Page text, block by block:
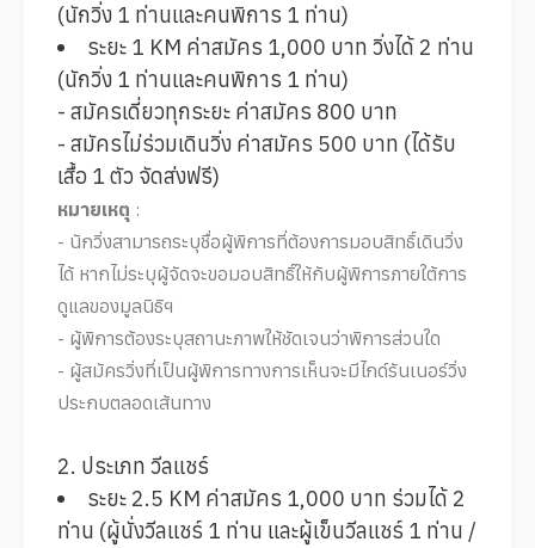
(นักวิ่ง 1 ท่านและคนพิการ 1 ท่าน)
ระยะ 1 KM ค่าสมัคร 1,000 บาท วิ่งได้ 2 ท่าน
(นักวิ่ง 1 ท่านและคนพิการ 1 ท่าน)
- สมัครเดี่ยวทุกระยะ ค่าสมัคร 800 บาท
- สมัครไม่ร่วมเดินวิ่ง ค่าสมัคร 500 บาท (ได้รับ
เสื้อ 1 ตัว จัดส่งฟรี)
หมายเหตุ :
- นักวิ่งสามารถระบุชื่อผู้พิการที่ต้องการมอบสิทธิ์เดินวิ่ง
ได้ หากไม่ระบุผู้จัดจะขอมอบสิทธิ์ให้กับผู้พิการภายใต้การ
ดูแลของมูลนิธิฯ
- ผู้พิการต้องระบุสถานะภาพให้ชัดเจนว่าพิการส่วนใด
- ผู้สมัครวิ่งที่เป็นผู้พิการทางการเห็นจะมีไกด์รันเนอร์วิ่ง
ประกบตลอดเส้นทาง
2. ประเภท วีลแชร์
ระยะ 2.5 KM ค่าสมัคร 1,000 บาท ร่วมได้ 2
ท่าน (ผู้นั่งวีลแชร์ 1 ท่าน และผู้เข็นวีลแชร์ 1 ท่าน /